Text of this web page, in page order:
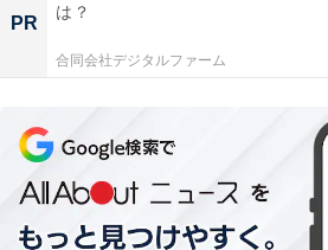
PR
は？
合同会社デジタルファーム